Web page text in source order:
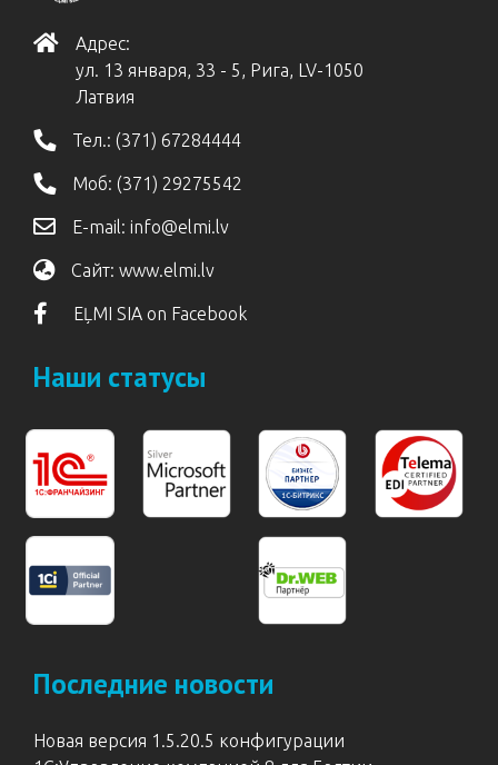
Адрес:
ул. 13 января, 33 - 5, Рига, LV-1050
Латвия
Тел.: (371) 67284444
Моб: (371) 29275542
E-mail: info@elmi.lv
Сайт: www.elmi.lv
EĻMI SIA on Facebook
Наши статусы
Последние новости
Новая версия 1.5.20.5 конфигурации